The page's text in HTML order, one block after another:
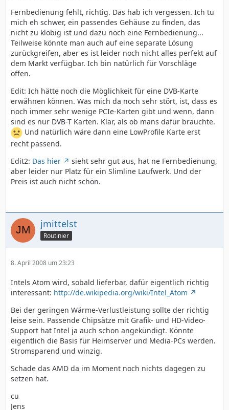
Fernbedienung fehlt, richtig. Das hab ich vergessen. Ich tu
mich eh schwer, ein passendes Gehäuse zu finden, das
nicht zu klobig ist und dazu noch eine Fernbedienung...
Teilweise könnte man auch auf eine separate Lösung
zurückgreifen, aber es ist leider noch nicht alles perfekt auf
dem Markt verfügbar. Ich bin natürlich für Vorschläge
offen.
Edit: Ich hätte noch die Möglichkeit für eine DVB-Karte
erwähnen können. Was mich da noch sehr stört, ist, dass es
noch immer sehr wenige PCIe-Karten gibt und wenn, dann
sind es nur DVB-T Karten. Klar, als ob mans dafür bräuchte.
Und natürlich wäre dann eine LowProfile Karte erst
recht passend.
Edit2: Das hier
sieht sehr gut aus, hat ne Fernbedienung,
aber leider nur Platz für ein Slimline Laufwerk. Und der
Preis ist auch nicht schön.
jmittelst
Routinier
8. April 2008 um 23:23
Intels Atom wird, sobald lieferbar, dafür eigentlich richtig
interessant: http://de.wikipedia.org/wiki/Intel_Atom
Bei der geringen Wärme-Verlustleistung sollte der richtig
leise sein. Passende Chipsätze mit Grafik- und HD-Video-
Support hat Intel ja auch schon angekündigt. Könnte
eigentlich die Basis für Heimserver und Media-PCs werden.
Stromsparend und winzig.
Schade das AMD da im Moment noch nichts dagegen zu
setzen hat.
cu
Jens